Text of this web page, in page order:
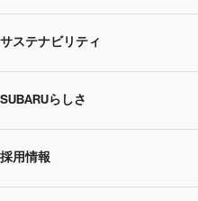
SUBARU 2025方針
事業所・関係会社
ニュースリリース
株主・投資家の皆様へトップ
企業・経営
IRライブラリー
サステナビリティ
サステナビリティトップ
CEOサステナビリティ
SUBARUらしさ
SUBARUらしさトップ
採用情報